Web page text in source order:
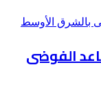
الفوضى